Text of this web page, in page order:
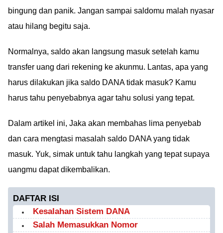
bingung dan panik. Jangan sampai saldomu malah nyasar
atau hilang begitu saja.
Normalnya, saldo akan langsung masuk setelah kamu
transfer uang dari rekening ke akunmu. Lantas, apa yang
harus dilakukan jika saldo DANA tidak masuk? Kamu
harus tahu penyebabnya agar tahu solusi yang tepat.
Dalam artikel ini, Jaka akan membahas lima penyebab
dan cara mengtasi masalah saldo DANA yang tidak
masuk. Yuk, simak untuk tahu langkah yang tepat supaya
uangmu dapat dikembalikan.
DAFTAR ISI
Kesalahan Sistem DANA
Salah Memasukkan Nomor